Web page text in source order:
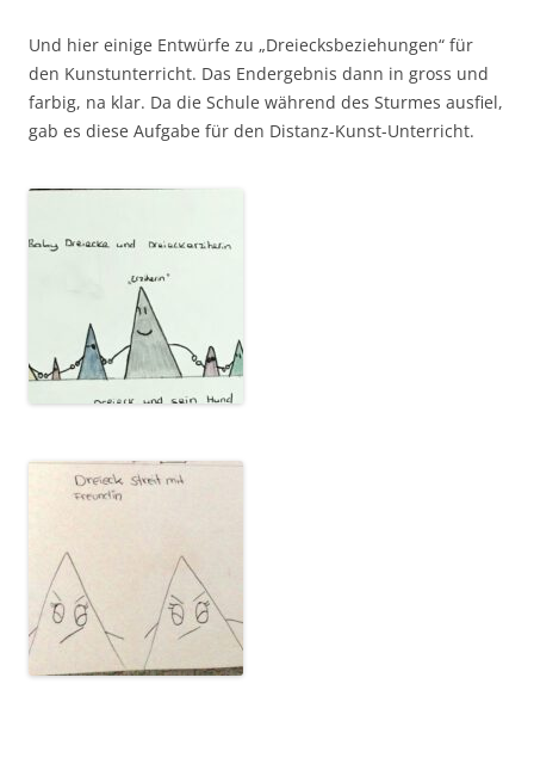
Und hier einige Entwürfe zu „Dreiecksbeziehungen“ für
den Kunstunterricht. Das Endergebnis dann in gross und
farbig, na klar. Da die Schule während des Sturmes ausfiel,
gab es diese Aufgabe für den Distanz-Kunst-Unterricht.